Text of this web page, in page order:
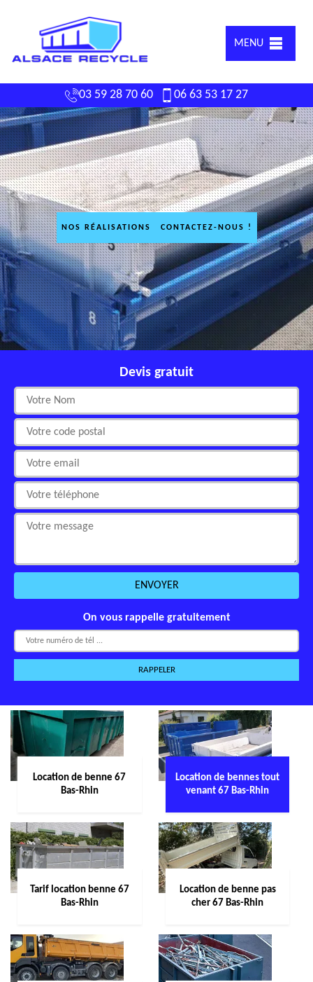
MENU
03 59 28 70 60 06 63 53 17 27
NOS RÉALISATIONS CONTACTEZ-NOUS !
Devis gratuit
On vous rappelle gratuitement
Location de benne 67
Bas-Rhin
Location de bennes tout
venant 67 Bas-Rhin
Tarif location benne 67
Bas-Rhin
Location de benne pas
cher 67 Bas-Rhin